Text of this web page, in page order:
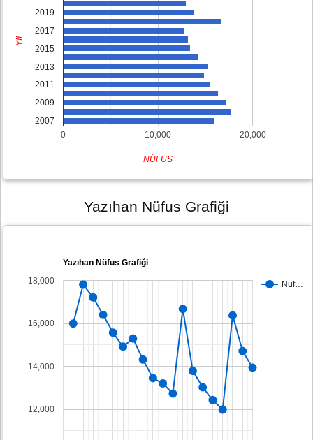
0 10,000 20,000
2019
2017
2015
2013
2011
2009
2007
NÜFUS
YIL
Yazıhan Nüfus Grafiği
Yazıhan Nüfus Grafiği
Nüf…
12,000
14,000
16,000
18,000